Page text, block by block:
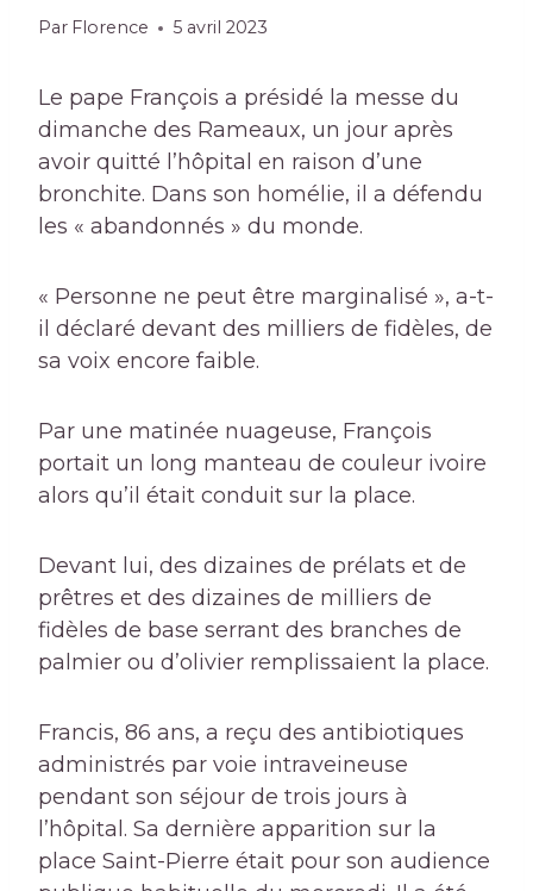
Par Florence 5 avril 2023
Le pape François a présidé la messe du
dimanche des Rameaux, un jour après
avoir quitté l’hôpital en raison d’une
bronchite. Dans son homélie, il a défendu
les « abandonnés » du monde.
« Personne ne peut être marginalisé », a-t-
il déclaré devant des milliers de fidèles, de
sa voix encore faible.
Par une matinée nuageuse, François
portait un long manteau de couleur ivoire
alors qu’il était conduit sur la place.
Devant lui, des dizaines de prélats et de
prêtres et des dizaines de milliers de
fidèles de base serrant des branches de
palmier ou d’olivier remplissaient la place.
Francis, 86 ans, a reçu des antibiotiques
administrés par voie intraveineuse
pendant son séjour de trois jours à
l’hôpital. Sa dernière apparition sur la
place Saint-Pierre était pour son audience